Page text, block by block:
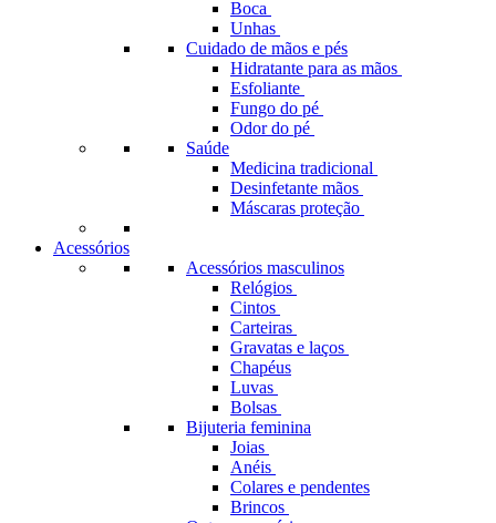
Boca
Unhas
Cuidado de mãos e pés
Hidratante para as mãos
Esfoliante
Fungo do pé
Odor do pé
Saúde
Medicina tradicional
Desinfetante mãos
Máscaras proteção
Acessórios
Acessórios masculinos
Relógios
Cintos
Carteiras
Gravatas e laços
Chapéus
Luvas
Bolsas
Bijuteria feminina
Joias
Anéis
Colares e pendentes
Brincos